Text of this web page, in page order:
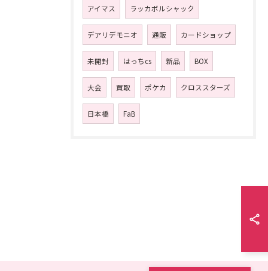
アイマス ラッカボルシャック
デアリデモニオ 通販 カードショップ
未開封 はっちcs 新品 BOX
大会 買取 ポケカ クロススターズ
日本橋 FaB